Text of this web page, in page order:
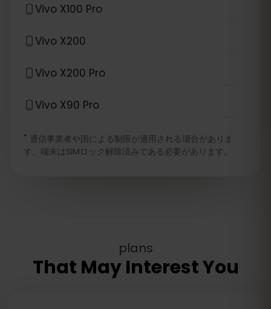
Vivo X100 Pro
Vivo X200
Vivo X200 Pro
Vivo X90 Pro
* 通信事業者や国による制限が適用される場合がありま
す。端末はSIMロック解除済みである必要があります。
plans
That May Interest You